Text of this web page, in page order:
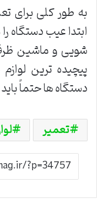
به طور کلی برای
ابتدا عیب
شویی و ماشین
پیچیده ترین
دستگاه ها حتماً
تعمیر